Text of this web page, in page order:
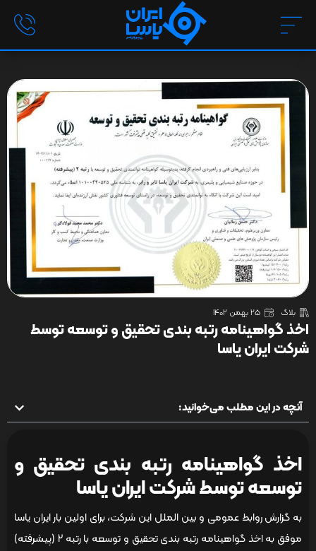
بلاگ 25 بهمن 1402
اخذ گواهینامه رتبه بندی تحقیق و توسعه توسط
شرکت ایران یاسا
آنچه در این مطلب می‌خوانید:
اخذ گواهینامه رتبه بندی تحقیق و
توسعه توسط شرکت ایران یاسا
به گزارش روابط عمومی و بین الملل این شرکت، برای اولین بار ایران یاسا
موفق به اخذ گواهینامه رتبه بندی تحقیق و توسعه با رتبه 2 (پیشرفته)